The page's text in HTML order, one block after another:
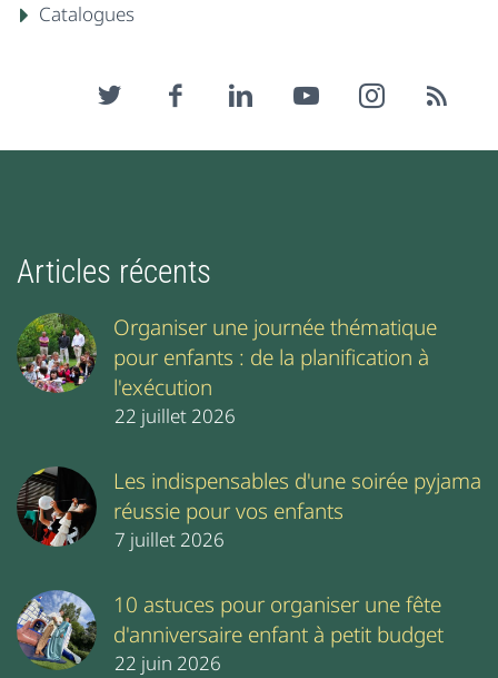
Catalogues
Articles récents
Organiser une journée thématique
pour enfants : de la planification à
l'exécution
22 juillet 2026
Les indispensables d'une soirée pyjama
réussie pour vos enfants
7 juillet 2026
10 astuces pour organiser une fête
d'anniversaire enfant à petit budget
22 juin 2026